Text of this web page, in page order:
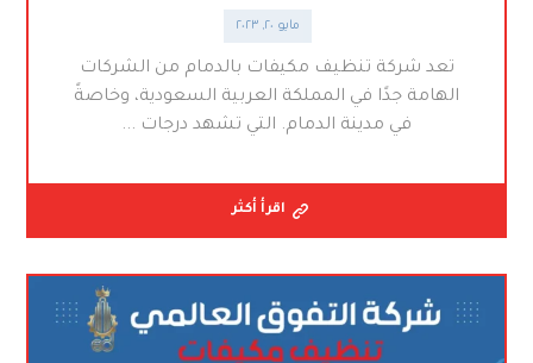
مايو ٢٠, ٢٠٢٣
تعد شركة تنظيف مكيفات بالدمام من الشركات
الهامة جدًا في المملكة العربية السعودية، وخاصةً
في مدينة الدمام. التي تشهد درجات ...
اقرأ أكثر